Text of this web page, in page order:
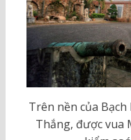
Trên nền của
Thắng, được vua